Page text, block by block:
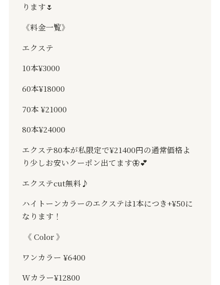
ります🌷
《料金一覧》
エクステ
10本¥3000
60本¥18000
70本 ¥21000
80本¥24000
エクステ80本が私限定で¥21400円の通常価格よ
り少しお安いクーポン出てます🦋💕
エクステcut無料♪
ハイトーンカラーのエクステは1本につき+¥50に
なります！
《 Color》
ワンカラー ¥6400
Wカラー¥12800